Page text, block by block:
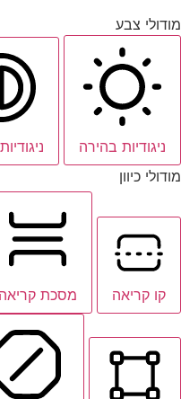
מודולי צבע
ניגודיות בהירה
מודולי כיוון
קו קריאה מסכת קריאה